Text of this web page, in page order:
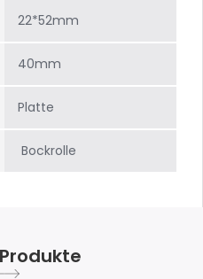
22*52mm
40mm
Platte
Bockrolle